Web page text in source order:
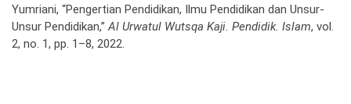
Yumriani, “Pengertian Pendidikan, Ilmu Pendidikan dan Unsur-
Unsur Pendidikan,”Al Urwatul Wutsqa Kaji. Pendidik. Islam, vol.
2, no. 1, pp. 1–8, 2022.